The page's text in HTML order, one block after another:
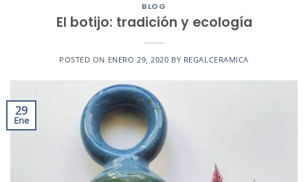
BLOG
El botijo: tradición y ecología
POSTED ON ENERO 29, 2020 BY REGALCERAMICA
29
Ene